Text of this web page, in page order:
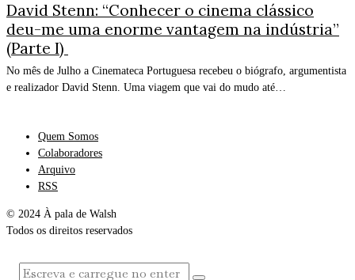
David Stenn: “Conhecer o cinema clássico
deu-me uma enorme vantagem na indústria”
(Parte I)
No mês de Julho a Cinemateca Portuguesa recebeu o biógrafo, argumentista
e realizador David Stenn. Uma viagem que vai do mudo até…
Quem Somos
Colaboradores
Arquivo
RSS
© 2024 À pala de Walsh
Todos os direitos reservados